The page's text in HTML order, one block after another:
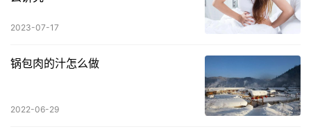
2023-07-17
锅包肉的汁怎么做
2022-06-29